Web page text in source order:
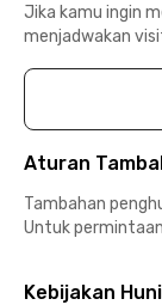
Jika kamu ingin
menjadwakan
Aturan
Tambahan
Untuk
Kebijakan